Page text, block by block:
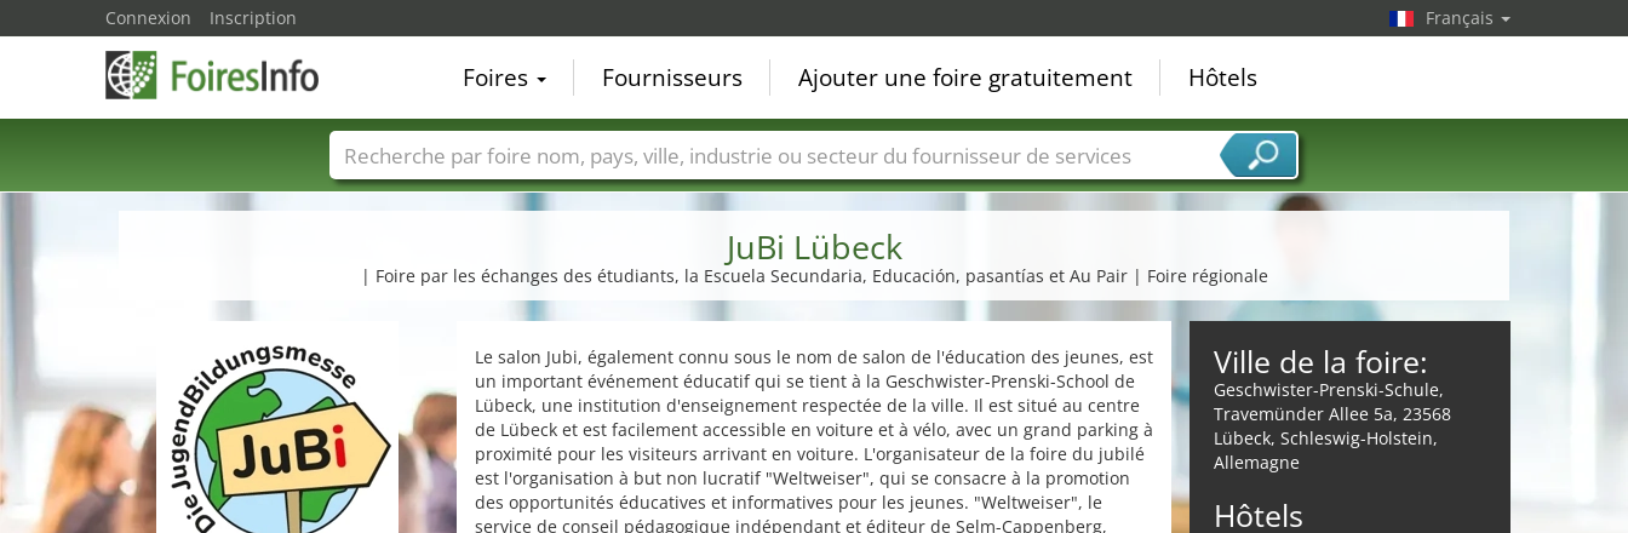
JuBi Lübeck
| Foire par les échanges des étudiants, la Escuela Secundaria, Educación, pasantías et Au Pair | Foire régionale
Le salon Jubi, également connu sous le nom de salon de l'éducation des jeunes, est
un important événement éducatif qui se tient à la Geschwister-Prenski-School de
Lübeck, une institution d'enseignement respectée de la ville. Il est situé au centre
de Lübeck et est facilement accessible en voiture et à vélo, avec un grand parking à
proximité pour les visiteurs arrivant en voiture. L'organisateur de la foire du jubilé
est l'organisation à but non lucratif "Weltweiser", qui se consacre à la promotion
des opportunités éducatives et informatives pour les jeunes. "Weltweiser", le
service de conseil pédagogique indépendant et éditeur de Selm-Cappenberg,
Ville de la foire:
Geschwister-Prenski-Schule,
Travemünder Allee 5a, 23568
Lübeck, Schleswig-Holstein,
Allemagne
Hôtels
Connexion Inscription Français
Foires Fournisseurs Ajouter une foire gratuitement Hôtels
Foire noms Pays Villes Secteurs de foire Secteurs du fournisseur de services